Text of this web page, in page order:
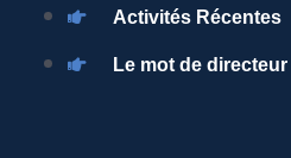
Activités Récentes
Le mot de directeur